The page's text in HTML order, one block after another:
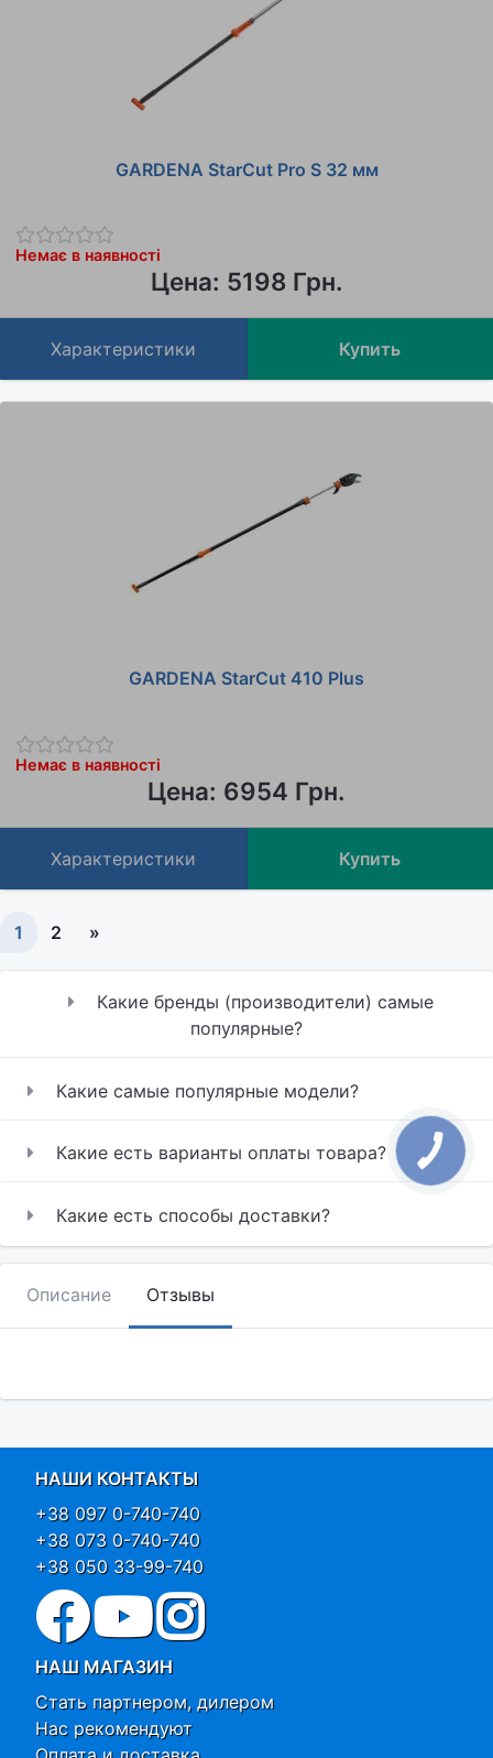
GARDENA StarCut Pro S 32 мм
Цена: 5198 Грн.
Немає в наявності
Характеристики Купить
GARDENA StarСut 410 Plus
Цена: 6954 Грн.
Немає в наявності
Характеристики Купить
1 2 »
Какие бренды (производители) самые
популярные?
Какие самые популярные модели?
Какие есть варианты оплаты товара?
Какие есть способы доставки?
Описание Отзывы
НАШИ КОНТАКТЫ
+38 097 0-740-740
+38 073 0-740-740
+38 050 33-99-740
НАШ МАГАЗИН
Стать партнером, дилером
Нас рекомендуют